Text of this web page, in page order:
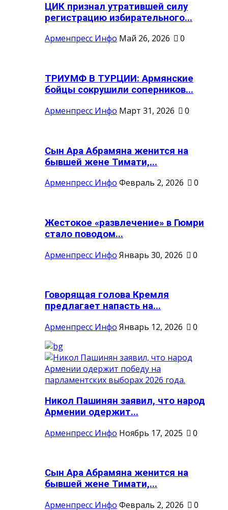
ЦИК признал утратившей силу
регистрацию избирательного...
Арменпресс Инфо Май 26, 2026 0
ТРИУМФ В ТУРЦИИ: Армянские
бойцы сокрушили соперников...
Арменпресс Инфо Март 31, 2026 0
Сын Ара Абрамяна женится на
бывшей жене Тимати,...
Арменпресс Инфо Февраль 2, 2026 0
Жестокое «развлечение» в Гюмри
стало поводом...
Арменпресс Инфо Январь 30, 2026 0
Говорящая голова Кремля
предлагает напасть на...
Арменпресс Инфо Январь 12, 2026 0
Никол Пашинян заявил, что народ
Армении одержит...
Арменпресс Инфо Ноябрь 17, 2025 0
Сын Ара Абрамяна женится на
бывшей жене Тимати,...
Арменпресс Инфо Февраль 2, 2026 0